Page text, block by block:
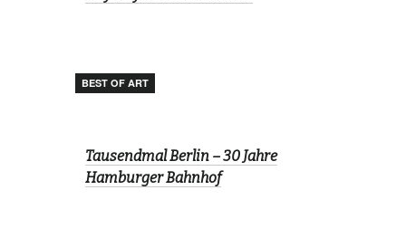
BEST OF ART
Tausendmal Berlin – 30 Jahre
Hamburger Bahnhof